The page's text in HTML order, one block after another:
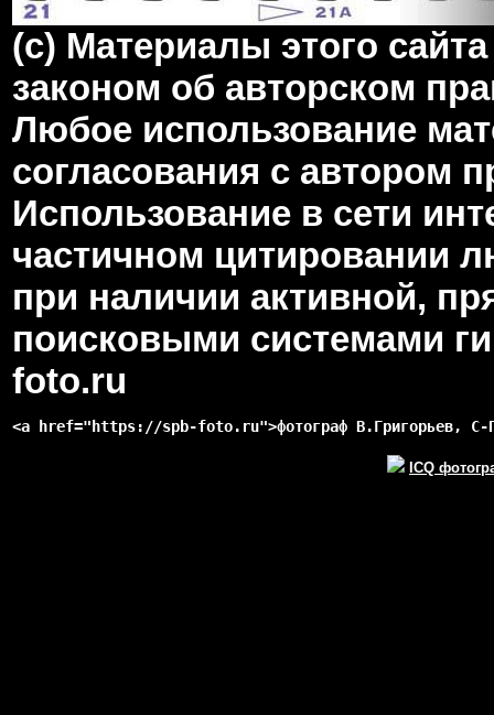
(c) Материалы этого
законом об авторском
Любое использование
согласования с автором
Использование в сети
частичном цитировании
при наличии активной,
поисковыми системами
foto.ru
<a href="https://spb-foto.ru">фотограф В.Григорьев, С-
ICQ